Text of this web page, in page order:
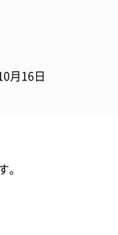
月16日
。